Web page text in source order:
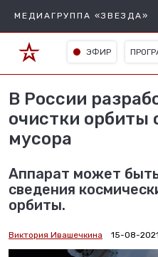
МЕДИАГРУППА «ЗВЕЗДА»
ЭФИР
В России
очистки орбиты
мусора
Аппарат может
сведения
орбиты.
Виктория Ивашечкина 15-08-